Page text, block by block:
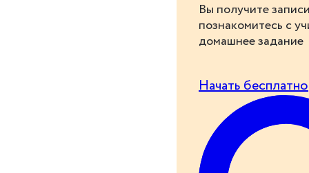
Вы получите
познакомитесь с
домашнее задание
Начать бесплатно